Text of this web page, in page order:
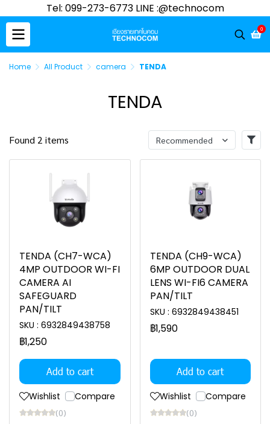
Tel: 099-273-6773 LINE :@technocom
0
Home All Product camera TENDA
TENDA
Found 2 items Recommended
TENDA (CH7-WCA)
4MP OUTDOOR WI-FI
CAMERA AI
SAFEGUARD
PAN/TILT
SKU : 6932849438758
฿1,250
Add to cart
Wishlist Compare
(0)
TENDA (CH9-WCA)
6MP OUTDOOR DUAL
LENS WI-FI6 CAMERA
PAN/TILT
SKU : 6932849438451
฿1,590
Add to cart
Wishlist Compare
(0)